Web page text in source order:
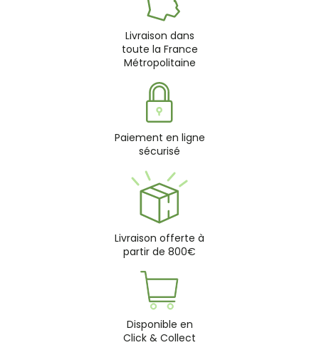
Livraison dans
toute la France
Métropolitaine
Paiement en ligne
sécurisé
Livraison offerte à
partir de 800€
Disponible en
Click & Collect